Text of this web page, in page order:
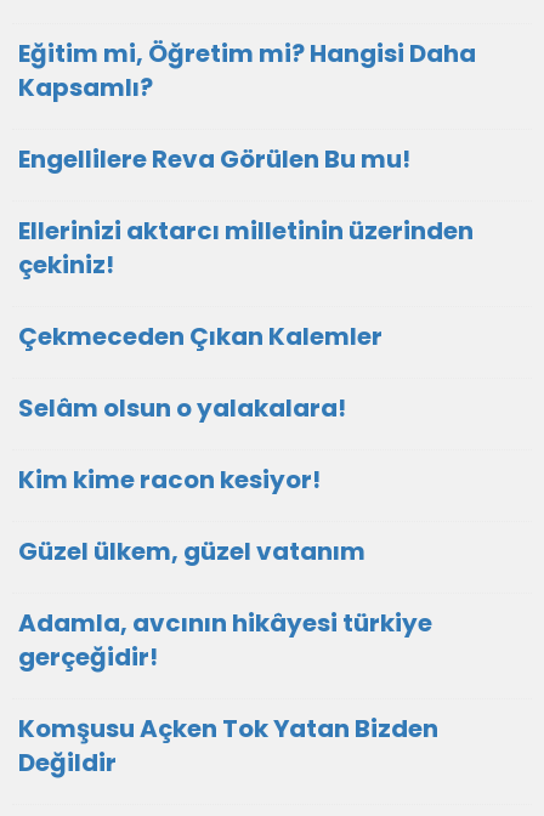
Eğitim mi, Öğretim mi? Hangisi Daha
Kapsamlı?
Engellilere Reva Görülen Bu mu!
Ellerinizi aktarcı milletinin üzerinden
çekiniz!
Çekmeceden Çıkan Kalemler
Selâm olsun o yalakalara!
Kim kime racon kesiyor!
Güzel ülkem, güzel vatanım
Adamla, avcının hikâyesi türkiye
gerçeğidir!
Komşusu Açken Tok Yatan Bizden
Değildir